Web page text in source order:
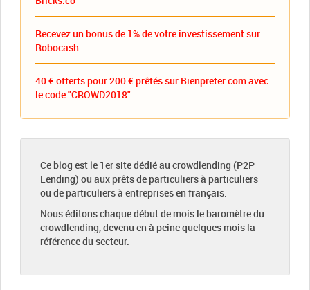
Recevez un bonus de 1% de votre investissement sur
Robocash
40 € offerts pour 200 € prêtés sur Bienpreter.com avec
le code "CROWD2018"
Ce blog est le 1er site dédié au crowdlending (P2P
Lending) ou aux prêts de particuliers à particuliers
ou de particuliers à entreprises en français.
Nous éditons chaque début de mois le baromètre du
crowdlending, devenu en à peine quelques mois la
référence du secteur.